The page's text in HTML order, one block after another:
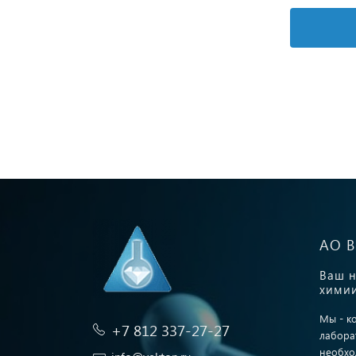
+7 812 337-27-27
АО
Ваш
Мы -